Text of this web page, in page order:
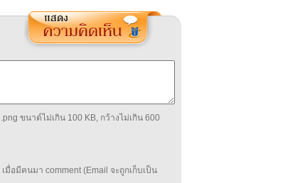
ขนาด์ไม่เกิน 100 KB, กว้างไม่เกิน 600
มื่อมีคนมา comment (Email จะถูกเก็บเป็น